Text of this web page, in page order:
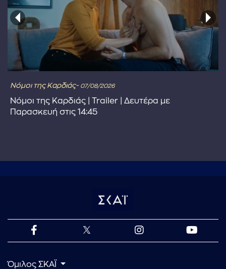
Νόμοι της Καρδιάς- 07/08/2026
Νόμοι της Καρδιάς | Trailer | Δευτέρα με
Παρασκευή στις 14:45
Όμιλος ΣΚΑΪ